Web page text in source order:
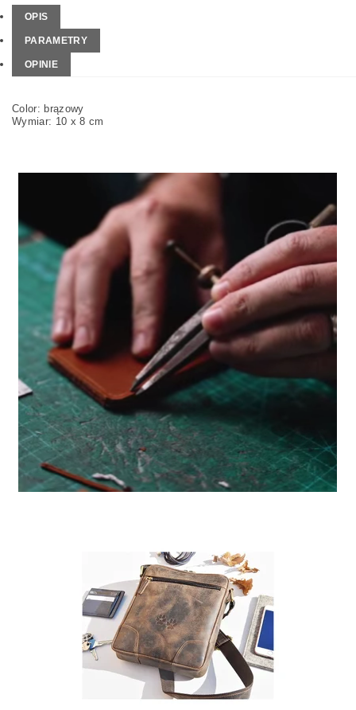
OPIS
PARAMETRY
OPINIE
Color: brązowy
Wymiar: 10 x 8 cm